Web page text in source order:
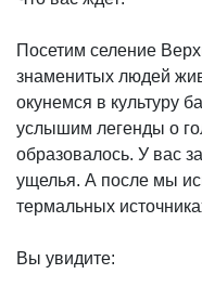
Посетим селение
знаменитых людей
окунемся в культуру
услышим легенды о
образовалось. У вас
ущелья. А после мы
термальных
Вы увидите: